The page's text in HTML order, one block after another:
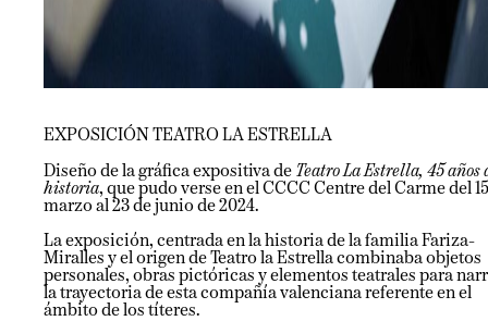
EXPOSICIÓN TEATRO LA ESTRELLA
Diseño de la gráfica expositiva de Teatro La Estrella, 45 años
historia, que pudo verse en el CCCC Centre del Carme del
marzo al 23 de junio de 2024.
La exposición, centrada en la historia de la familia Fariza-
Miralles y el origen de Teatro la Estrella combinaba objetos
personales, obras pictóricas y elementos teatrales para
la trayectoria de esta compañía valenciana referente en el
ámbito de los títeres.